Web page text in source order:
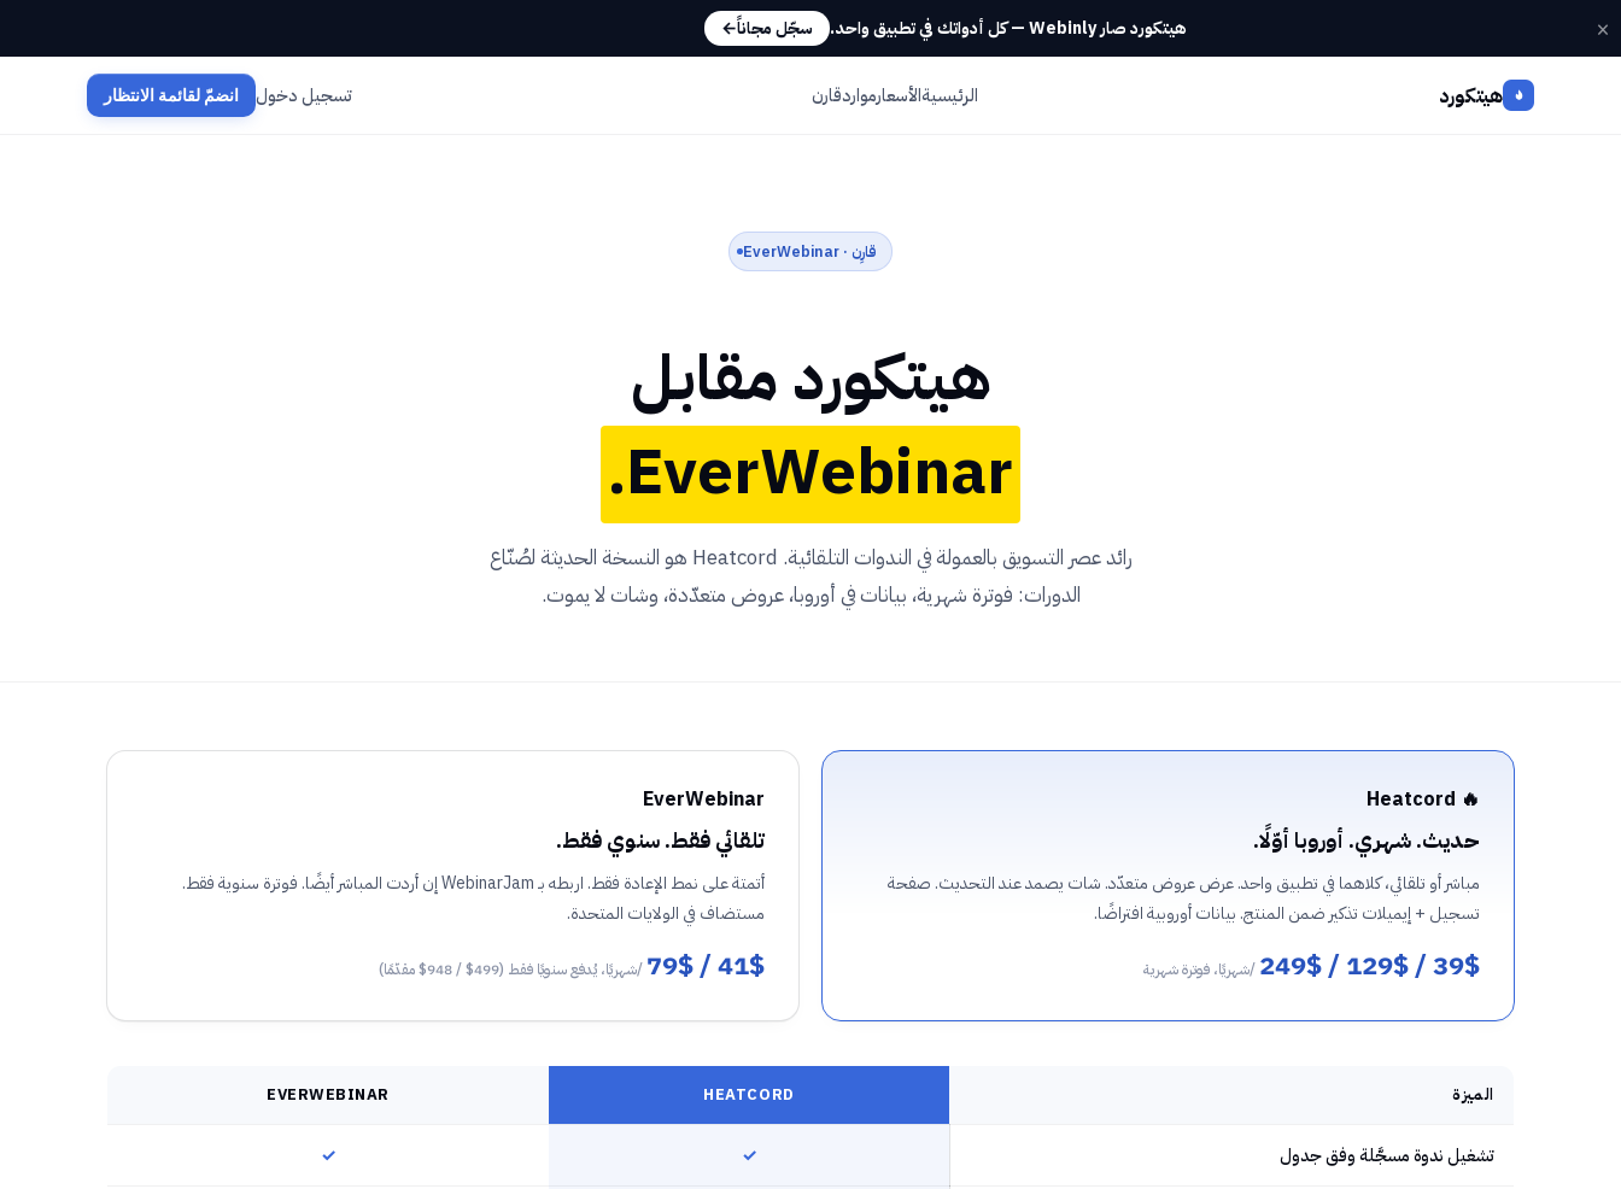
هيتكورد صار Webinly — كل أدواتك في تطبيق واحد. سجّل مجاناً← ×
هيتكورد الرئيسيةالأسعارمواردقارن تسجيل دخول انضمّ لقائمة الانتظار
قارِن · EverWebinar
هيتكورد مقابل
EverWebinar.
رائد عصر التسويق بالعمولة في الندوات التلقائية. Heatcord هو النسخة الحديثة لصُنّاع
الدورات: فوترة شهرية، بيانات في أوروبا، عروض متعدّدة، وشات لا يموت.
🔥 Heatcord
حديث. شهري. أوروبا أوّلًا.
مباشر أو تلقائي، كلاهما في تطبيق واحد. عرض عروض متعدّد. شات يصمد عند التحديث. صفحة
تسجيل + إيميلات تذكير ضمن المنتج. بيانات أوروبية افتراضًا.
39$ / 129$ / 249$ /شهريًا، فوترة شهرية
EverWebinar
تلقائي فقط. سنوي فقط.
أتمتة على نمط الإعادة فقط. اربطه بـ WebinarJam إن أردت المباشر أيضًا. فوترة سنوية فقط.
مستضاف في الولايات المتحدة.
41$ / 79$ /شهريًا، يُدفع سنويًا فقط (499$ / 948$ مقدّمًا)
الميزة HEATCORD
EVERWEBINAR
تشغيل ندوة مسجَّلة وفق جدول ✓
✓